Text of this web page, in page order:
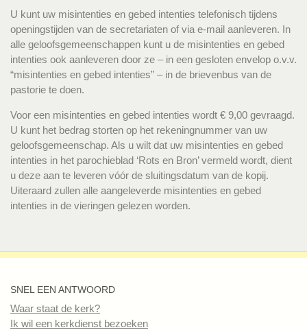
U kunt uw misintenties en gebed intenties telefonisch tijdens
openingstijden van de secretariaten of via e-mail aanleveren. In
alle geloofsgemeenschappen kunt u de misintenties en gebed
intenties ook aanleveren door ze – in een gesloten envelop o.v.v.
“misintenties en gebed intenties” – in de brievenbus van de
pastorie te doen.
Voor een misintenties en gebed intenties wordt € 9,00 gevraagd.
U kunt het bedrag storten op het rekeningnummer van uw
geloofsgemeenschap. Als u wilt dat uw misintenties en gebed
intenties in het parochieblad ‘Rots en Bron’ vermeld wordt, dient
u deze aan te leveren vóór de sluitingsdatum van de kopij.
Uiteraard zullen alle aangeleverde misintenties en gebed
intenties in de vieringen gelezen worden.
SNEL EEN ANTWOORD
Waar staat de kerk?
Ik wil een kerkdienst bezoeken